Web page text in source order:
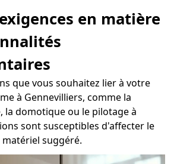
en matière
que vous souhaitez lier à votre
à Gennevilliers, comme la
la domotique ou le pilotage à
sont susceptibles d'affecter le
suggéré.